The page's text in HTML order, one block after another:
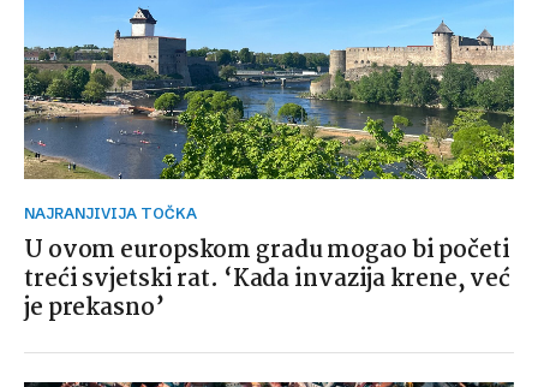
NAJRANJIVIJA TOČKA
U ovom europskom gradu mogao bi početi
treći svjetski rat. ‘Kada invazija krene, već
je prekasno’